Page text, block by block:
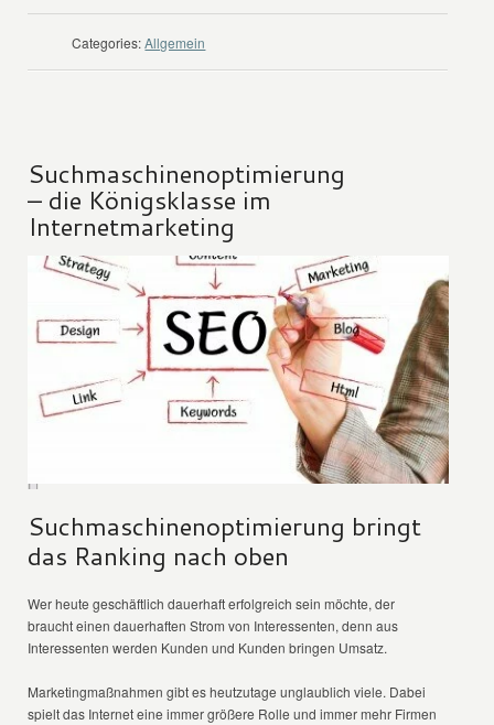
Categories: Allgemein
Suchmaschinenoptimierung
– die Königsklasse im
Internetmarketing
Suchmaschinenoptimierung bringt
das Ranking nach oben
Wer heute geschäftlich dauerhaft erfolgreich sein möchte, der
braucht einen dauerhaften Strom von Interessenten, denn aus
Interessenten werden Kunden und Kunden bringen Umsatz.
Marketingmaßnahmen gibt es heutzutage unglaublich viele. Dabei
spielt das Internet eine immer größere Rolle und immer mehr Firmen